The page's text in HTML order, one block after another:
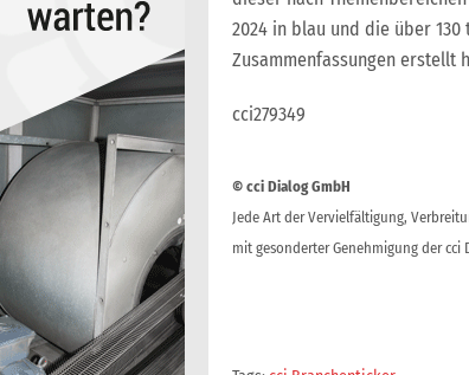
2024 in blau und die über
Zusammenfassungen erstellt
cci279349
© cci Dialog GmbH
Jede Art der Vervielfältigung,
mit gesonderter Genehmigung der cci